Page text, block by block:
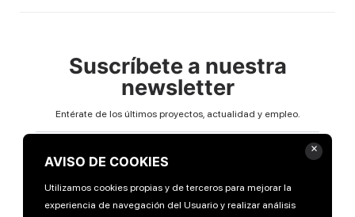
Suscríbete a nuestra
newsletter
Entérate de los últimos proyectos, actualidad y empleo.
AVISO DE COOKIES
Utilizamos cookies propias y de terceros para mejorar la
experiencia de navegación del Usuario y realizar análisis
×